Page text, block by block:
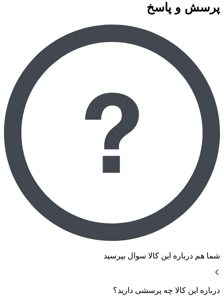
پرسش و پاسخ
شما هم درباره این کالا سوال بپرسید
درباره این کالا چه پرسشی دارید؟